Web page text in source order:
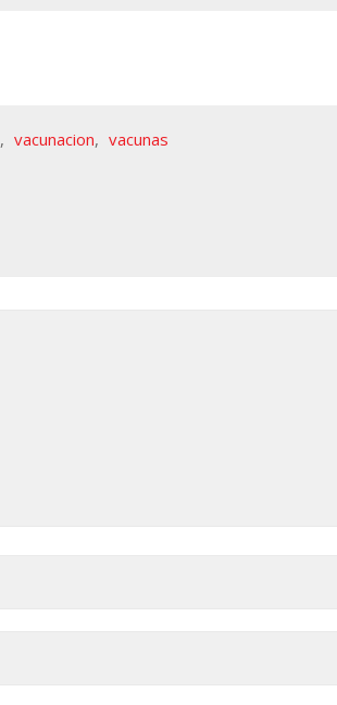
, vacunacion, vacunas